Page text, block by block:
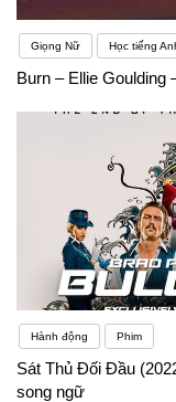
Giọng Nữ Học tiếng
Burn – Ellie Goulding
Hành động Phim
Sát Thủ Đối Đầu
song ngữ